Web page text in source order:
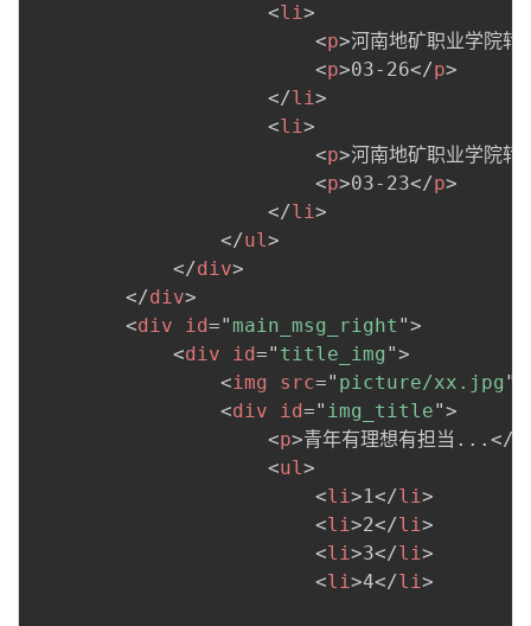
<li>
<p>河南地矿职业学院
<p>03-26</p>
</li>
<li>
<p>河南地矿职业学院
<p>03-23</p>
</li>
</ul>
</div>
</div>
<div id=" main_msg_right ">
<div id=" title_img ">
<img src=" picture/xx.jpg "
<div id=" img_title">
<p>青年有理想有担当... </
<ul>
<li>1</li>
<li>2</li>
<li>3</li>
<li>4</li>